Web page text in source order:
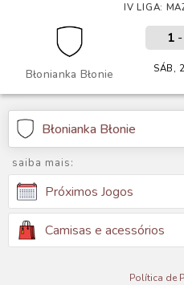
IV LIGA:
Błonianka Błonie
1-
SÁB,
Błonianka Błonie
saiba mais:
Próximos Jogos
Camisas e acessórios
Política de